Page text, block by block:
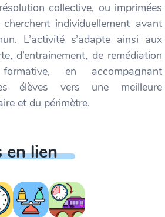
collective, ou imprimées
individuellement avant
L’activité s’adapte ainsi aux
d’entrainement, de remédiation
en accompagnant
élèves vers une meilleure
et du périmètre.
lien